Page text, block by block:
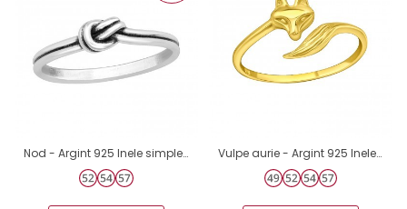
Nod - Argint 925 Inele simple A4S45227 Vulpe aurie - Argint 925 Inele Simple A4S46647